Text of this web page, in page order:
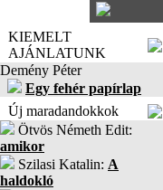
KIEMELT
AJÁNLATUNK
Demény Péter
Egy fehér papírlap
Új maradandokkok
Ötvös Németh Edit:
amikor
Szilasi Katalin: A
haldokló